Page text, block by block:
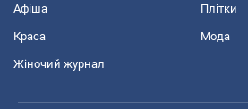
Афіша Плітки
Краса Мода
Жіночий журнал